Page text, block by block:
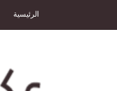
الرئيسية